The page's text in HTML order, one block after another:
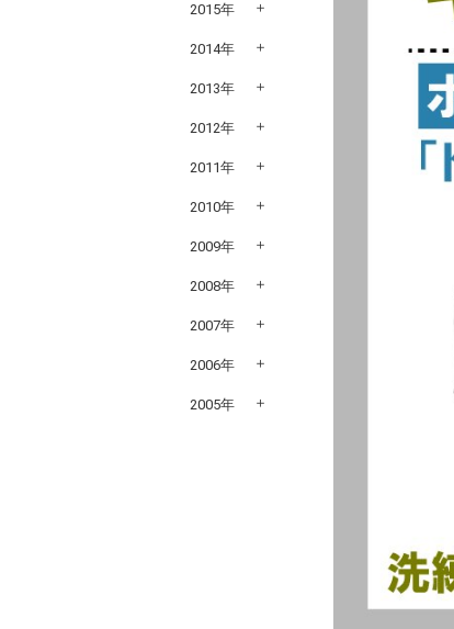
2015年
2014年
2013年
2012年
2011年
2010年
2009年
2008年
2007年
2006年
2005年